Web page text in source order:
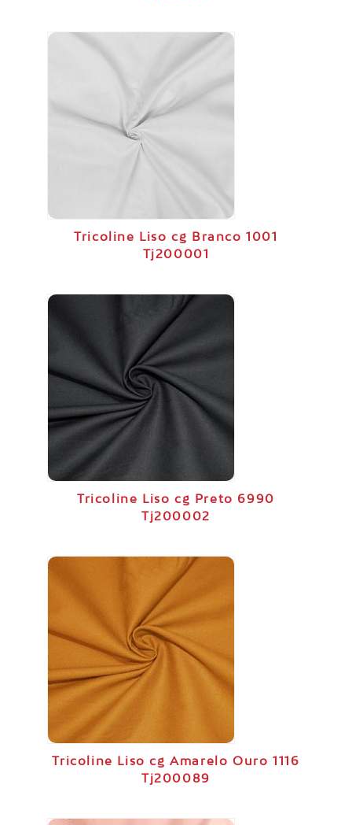
Tricoline Liso cg Branco 1001
Tj200001
Tricoline Liso cg Preto 6990
Tj200002
Tricoline Liso cg Amarelo Ouro 1116
Tj200089